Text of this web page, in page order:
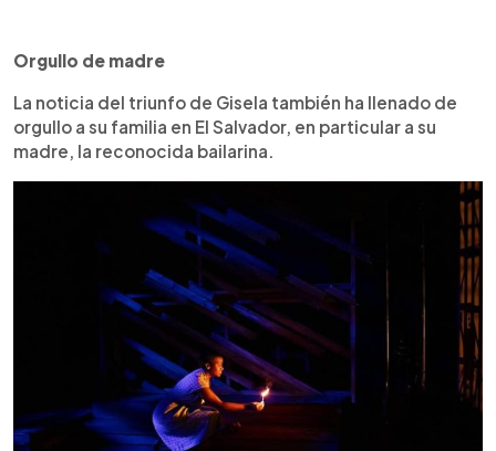
Orgullo de madre
La noticia del triunfo de Gisela también ha llenado de
orgullo a su familia en El Salvador, en particular a su
madre, la reconocida bailarina.